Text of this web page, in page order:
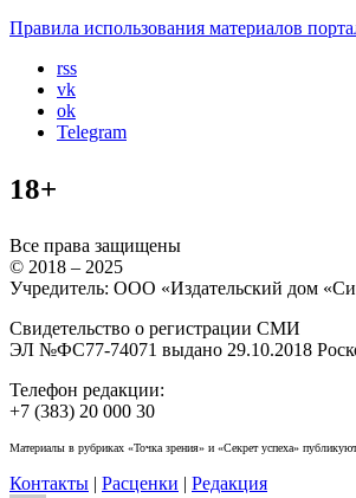
Правила использования материалов
rss
vk
ok
Telegram
18+
Все права защищены
© 2018 – 2025
Учредитель: ООО «Издательский дом
Свидетельство о регистрации СМИ
ЭЛ №ФС77-74071 выдано 29.10.2018
Телефон редакции:
+7 (383) 20 000 30
Материалы в рубриках «Точка зрения» и «Секрет успеха»
Контакты | Расценки | Редакция